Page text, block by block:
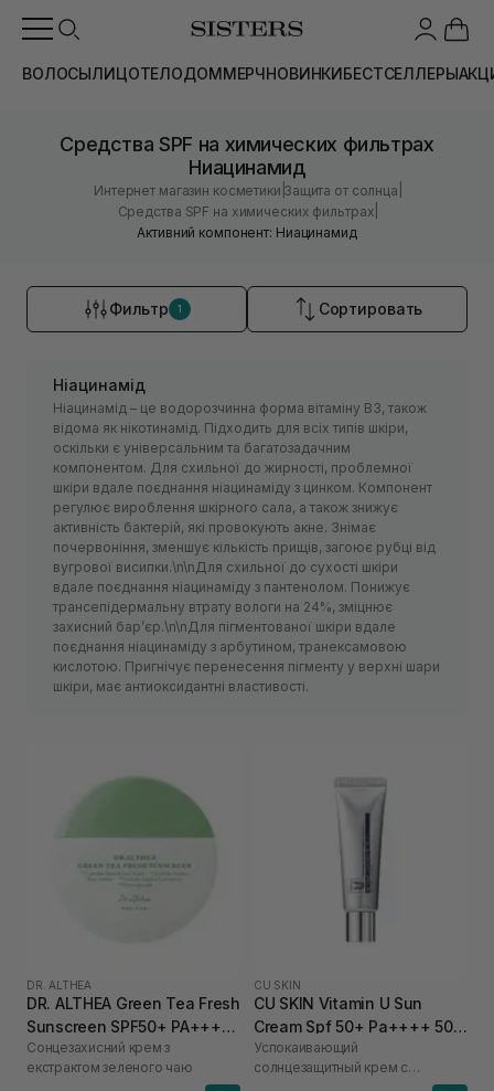
ВОЛОСЫЛИЦОТЕЛОДОММЕРЧНОВИНКИБЕСТСЕЛЛЕРЫ
Средства SPF на химических фильтрах
Ниацинамид
Интернет магазин косметики Защита от солнца
Средства SPF на химических фильтрах
Активний компонент: Ниацинамид
Фильтр 1 Сортировать
Ніацинамід
Ніацинамід – це водорозчинна форма вітаміну B3, також
відома як нікотинамід. Підходить для всіх типів шкіри,
оскільки є універсальним та багатозадачним
компонентом. Для схильної до жирності, проблемної
шкіри вдале поєднання ніацинаміду з цинком. Компонент
регулює вироблення шкірного сала, а також знижує
активність бактерій, які провокують акне. Знімає
почервоніння, зменшує кількість прищів, загоює рубці від
вугрової висипки.\n\nДля схильної до сухості шкіри
вдале поєднання ніацинаміду з пантенолом. Понижує
трансепідермальну втрату вологи на 24%, зміцнює
захисний барʼєр.\n\nДля пігментованої шкіри вдале
поєднання ніацинаміду з арбутином, транексамовою
кислотою. Пригнічує перенесення пігменту у верхні шари
шкіри, має антиоксидантні властивості.
DR. ALTHEA
DR. ALTHEA Green Tea Fresh
Sunscreen SPF50+ PA++++
45 мл
Сонцезахисний крем з
екстрактом зеленого чаю
CU SKIN
CU SKIN Vitamin U Sun
Cream Spf 50+ Pa++++ 50
мл
Успокаивающий
солнцезащитный крем с